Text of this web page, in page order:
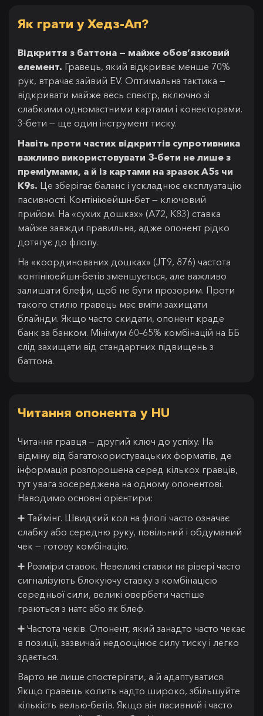
Як грати у Хедз-Ап?
Відкриття з баттона — майже обов’язковий
елемент. Гравець, який відкриває менше 70%
рук, втрачає зайвий EV. Оптимальна тактика —
відкривати майже весь спектр, включно зі
слабкими одномастними картами і конекторами.
3-бети — ще один інструмент тиску.
Навіть проти частих відкриттів супротивника
важливо використовувати 3-бети не лише з
преміумами, а й із картами на зразок A5s чи
K9s. Це зберігає баланс і ускладнює експлуатацію
пасивності. Контініюейшн-бет — ключовий
прийом. На «сухих дошках» (A72, K83) ставка
майже завжди правильна, адже опонент рідко
дотягує до флопу.
На «координованих дошках» (JT9, 876) частота
контініюейшн-бетів зменшується, але важливо
залишати блефи, щоб не бути прозорим. Проти
такого стилю гравець має вміти захищати
блайнди. Якщо часто скидати, опонент краде
банк за банком. Мінімум 60–65% комбінацій на ББ
слід захищати від стандартних підвищень з
баттона.
Читання опонента у HU
Читання гравця — другий ключ до успіху. На
відміну від багатокористувацьких форматів, де
інформація розпорошена серед кількох гравців,
тут увага зосереджена на одному опонентові.
Наводимо основні орієнтири:
➕ Таймінг. Швидкий кол на флопі часто означає
слабку або середню руку, повільний і обдуманий
чек — готову комбінацію.
➕ Розміри ставок. Невеликі ставки на рівері часто
сигналізують блокуючу ставку з комбінацією
середньої сили, великі овербети частіше
граються з натс або як блеф.
➕ Частота чеків. Опонент, який занадто часто чекає
в позиції, зазвичай недооцінює силу тиску і легко
здається.
Варто не лише спостерігати, а й адаптуватися.
Якщо гравець колить надто широко, збільшуйте
кількість велью-бетів. Якщо він пасивний і часто